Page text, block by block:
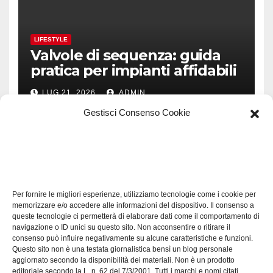
Gestisci Consenso Cookie
Per fornire le migliori esperienze, utilizziamo tecnologie come i cookie per
memorizzare e/o accedere alle informazioni del dispositivo. Il consenso a
queste tecnologie ci permetterà di elaborare dati come il comportamento di
navigazione o ID unici su questo sito. Non acconsentire o ritirare il
consenso può influire negativamente su alcune caratteristiche e funzioni.
Questo sito non è una testata giornalistica bensì un blog personale
aggiornato secondo la disponibilità dei materiali. Non è un prodotto
editoriale secondo la L. n. 62 del 7/3/2001. Tutti i marchi e nomi citati
LIFESTYLE
Valvole di sequenza: guida
pratica per impianti affidabili
LUG 21, 2026 ADMIN
Software manutenzioni:
guida pratica alla scelta
efficace
LUG 17, 2026 ADMIN